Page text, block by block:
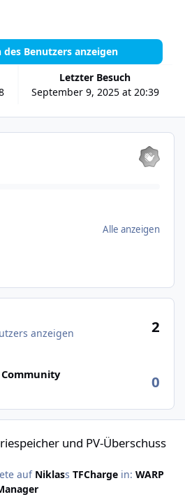
Letzter Besuch
September 9, 2025 at 20:39
Benutzers anzeigen
Alle anzeigen
anzeigen 2
0
und PV-Überschuss
auf Niklass TFChargein: WARP